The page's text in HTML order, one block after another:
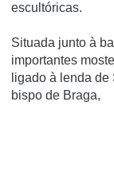
escultóricas.
Situada junto à
importantes
ligado à lenda
bispo de Braga,